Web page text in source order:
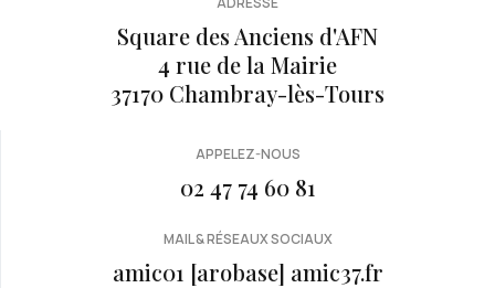
Square des Anciens d'AFN
4 rue de la Mairie
37170 Chambray-lès-Tours
APPELEZ-NOUS
02 47 74 60 81
MAIL & RÉSEAUX SOCIAUX
amic01 [arobase] amic37.fr